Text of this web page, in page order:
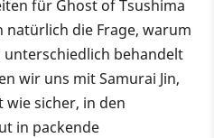
für Ghost of Tsushima
natürlich die Frage, warum
unterschiedlich behandelt
wir uns mit Samurai Jin,
sicher, in den
in packende